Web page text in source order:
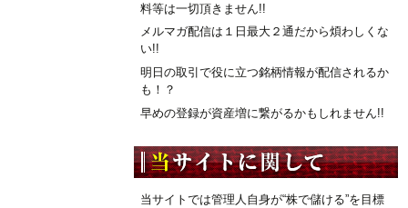
料等は一切頂きません!!
メルマガ配信は１日最大２通だから煩わしくな
い!!
明日の取引で役に立つ銘柄情報が配信されるか
も！？
早めの登録が資産増に繋がるかもしれません!!
当サイトでは管理人自身が“株で儲ける”を目標